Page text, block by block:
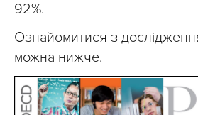
92%.
Ознайомитися з
можна нижче.